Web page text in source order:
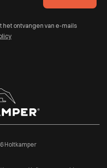
het ontvangen van e-mails
Holtkamper